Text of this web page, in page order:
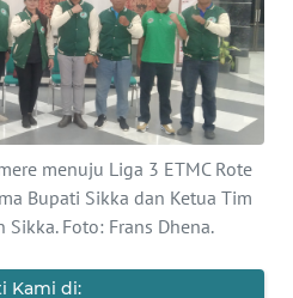
menuju Liga 3 ETMC Rote
Bupati Sikka dan Ketua Tim
Foto: Frans Dhena.
Kami di: